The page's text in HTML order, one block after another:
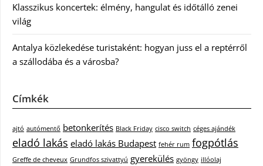
Klasszikus koncertek: élmény, hangulat és időtálló zenei
világ
Antalya közlekedése turistaként: hogyan juss el a reptérről
a szállodába és a városba?
Címkék
ajtó autómentő betonkerítés Black Friday cisco switch céges ajándék
eladó lakás eladó lakás Budapest fehér rum fogpótlás
Greffe de cheveux Grundfos szivattyú gyerekülés gyöngy illóolaj